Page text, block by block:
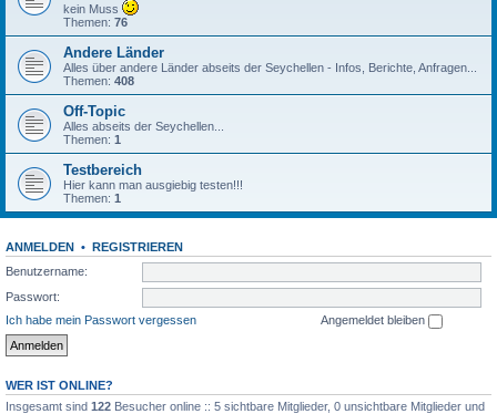
kein Muss
Themen: 76
Andere Länder
Alles über andere Länder abseits der Seychellen - Infos, Berichte, Anfragen...
Themen: 408
Off-Topic
Alles abseits der Seychellen...
Themen: 1
Testbereich
Hier kann man ausgiebig testen!!!
Themen: 1
ANMELDEN • REGISTRIEREN
Benutzername:
Passwort:
Ich habe mein Passwort vergessen
Angemeldet bleiben
WER IST ONLINE?
Insgesamt sind 122 Besucher online :: 5 sichtbare Mitglieder, 0 unsichtbare Mitglieder und